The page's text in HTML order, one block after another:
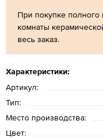
При покупке полного
комнаты
весь заказ.
Характеристики:
Артикул:
Тип:
Место производства:
Цвет: